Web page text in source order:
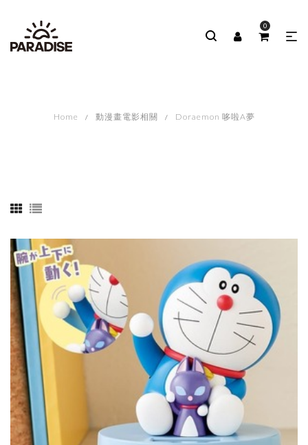
0
Home 動漫畫電影相關 Doraemon 哆啦A夢